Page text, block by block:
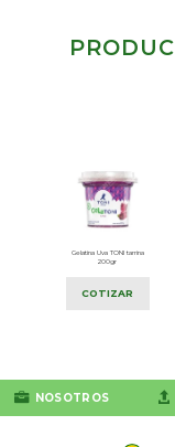
Gelatina Uva TONI tarrina
200gr
COTIZAR
 NOSOTROS 